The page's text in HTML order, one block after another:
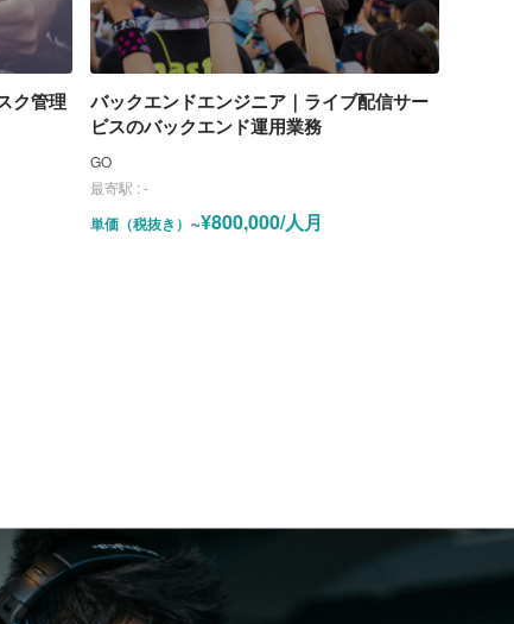
ク管理
バックエンドエンジニア｜ライブ配信サー
ビスのバックエンド運用業務
GO
最寄駅 :-
単価（税抜き） ~¥800,000/人月